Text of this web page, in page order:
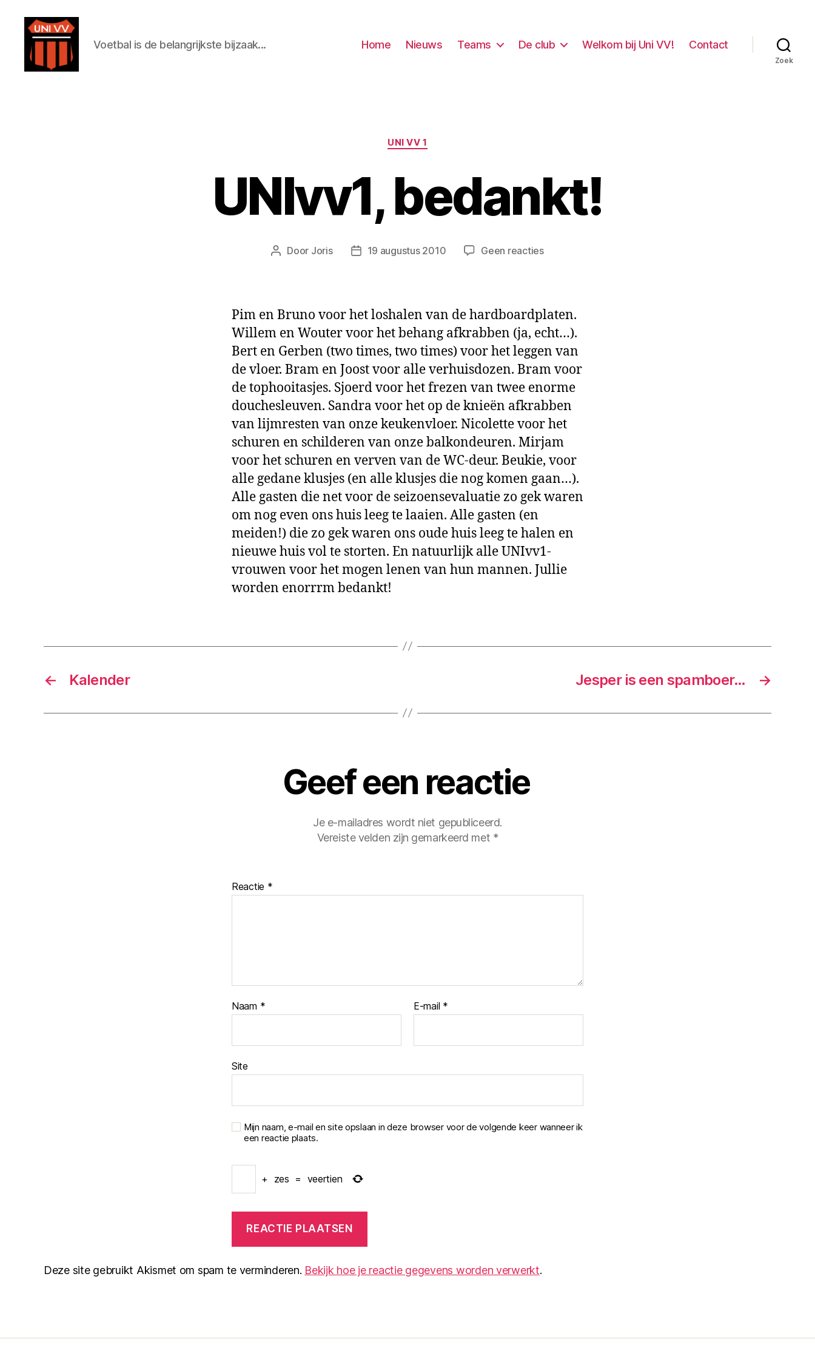
Voetbal is de belangrijkste bijzaak... Home Nieuws Teams De club Welkom bij Uni VV! Contact
Zoek
Categorieën
UNI VV 1
UNIvv1, bedankt!
Berichtauteur
Door Joris Berichtdatum
19 augustus 2010 Geen reactiesop
Pim en Bruno voor het loshalen van de hardboardplaten.
Willem en Wouter voor het behang afkrabben (ja, echt…).
Bert en Gerben (two times, two times) voor het leggen van
de vloer. Bram en Joost voor alle verhuisdozen. Bram voor
de tophooitasjes. Sjoerd voor het frezen van twee enorme
douchesleuven. Sandra voor het op de knieën afkrabben
van lijmresten van onze keukenvloer. Nicolette voor het
schuren en schilderen van onze balkondeuren. Mirjam
voor het schuren en verven van de WC-deur. Beukie, voor
alle gedane klusjes (en alle klusjes die nog komen gaan…).
Alle gasten die net voor de seizoensevaluatie zo gek waren
om nog even ons huis leeg te laaien. Alle gasten (en
meiden!) die zo gek waren ons oude huis leeg te halen en
nieuwe huis vol te storten. En natuurlijk alle UNIvv1-
vrouwen voor het mogen lenen van hun mannen. Jullie
worden enorrrm bedankt!
← Kalender →
Jesper is een spamboer…
Geef een reactie
Je e-mailadres wordt niet gepubliceerd.
Vereiste velden zijn gemarkeerd met *
Reactie *
Naam * E-mail *
Site
Mijn naam, e-mail en site opslaan in deze browser voor de volgende keer wanneer ik
een reactie plaats.
+ zes = veertien
Deze site gebruikt Akismet om spam te verminderen. Bekijk hoe je reactie gegevens worden verwerkt.